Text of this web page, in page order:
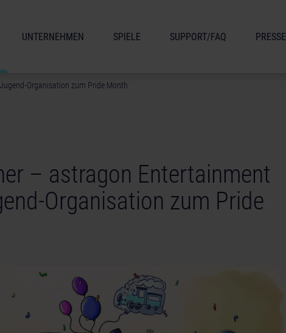
UNTERNEHMEN SPIELE SUPPORT/FAQ PRESSE
Organisation zum Pride Month
– astragon Entertainment
Organisation zum Pride